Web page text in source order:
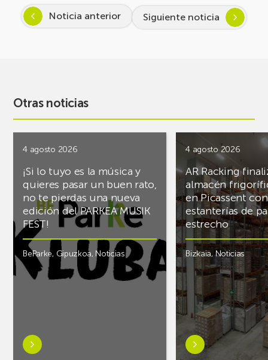
Noticia anterior Siguiente noticia
Otras noticias
4 agosto 2026
¡Si lo tuyo es la música y
quieres pasar un buen rato,
no te pierdas una nueva
edición del PARKEA MUSIK
FEST!
BeParke, Gipuzkoa, Noticias
Saber
más
4 agosto 2026
AR Racking
almacén
en Picassent con
estanterías de
estrecho
Bizkaia,Noticias
Saber
más